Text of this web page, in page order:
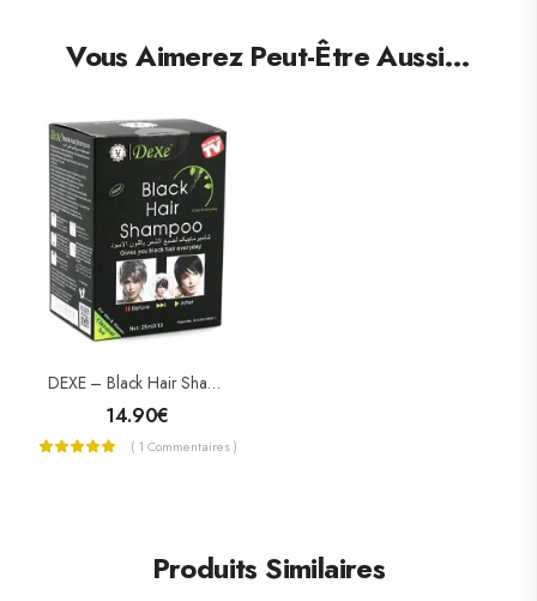
Vous Aimerez Peut-Être Aussi…
DEXE – Black Hair Shampoo Shampoing Colorant En Noir X 10 Sac 25ml
14.90€
( 1 Commentaires )
Produits Similaires